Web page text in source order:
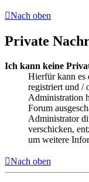
Nach oben
Private
Ich kann keine
Hierfür kann es
registriert und /
Administration
Forum
Administrator
verschicken,
um weitere
Nach oben